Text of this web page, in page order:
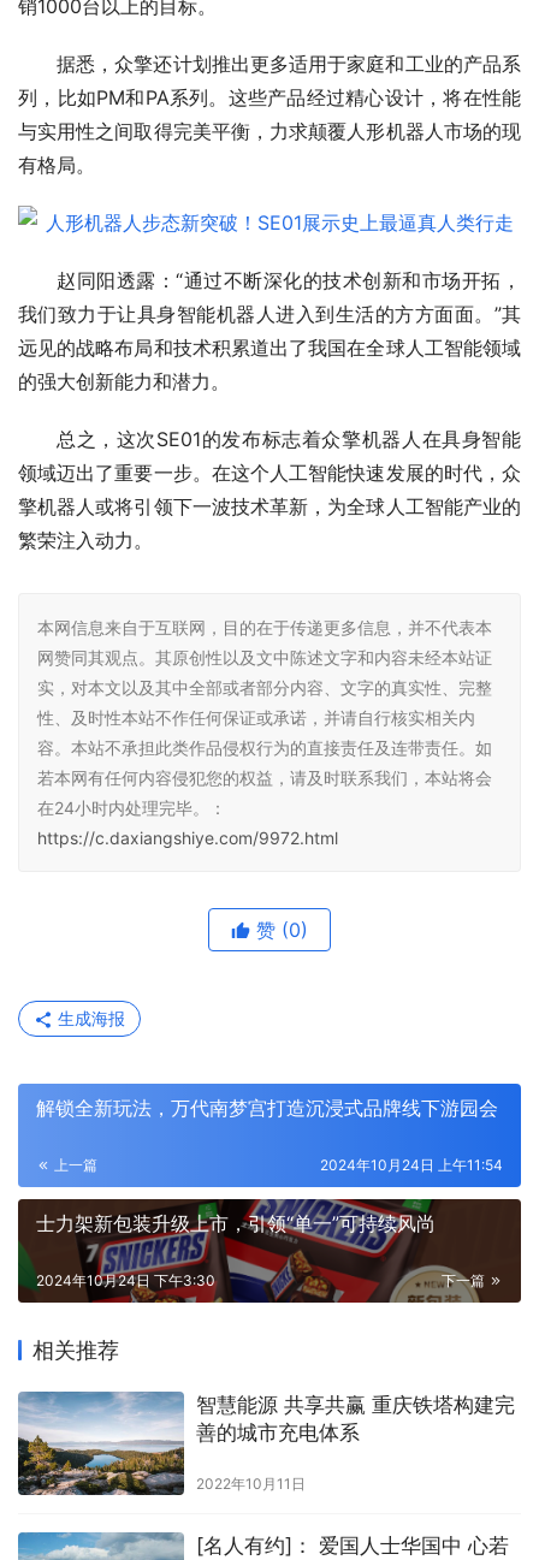
销1000台以上的目标。
据悉，众擎还计划推出更多适用于家庭和工业的产品系
列，比如PM和PA系列。这些产品经过精心设计，将在性能
与实用性之间取得完美平衡，力求颠覆人形机器人市场的现
有格局。
赵同阳透露：“通过不断深化的技术创新和市场开拓，
我们致力于让具身智能机器人进入到生活的方方面面。”其
远见的战略布局和技术积累道出了我国在全球人工智能领域
的强大创新能力和潜力。
总之，这次SE01的发布标志着众擎机器人在具身智能
领域迈出了重要一步。在这个人工智能快速发展的时代，众
擎机器人或将引领下一波技术革新，为全球人工智能产业的
繁荣注入动力。
本网信息来自于互联网，目的在于传递更多信息，并不代表本
网赞同其观点。其原创性以及文中陈述文字和内容未经本站证
实，对本文以及其中全部或者部分内容、文字的真实性、完整
性、及时性本站不作任何保证或承诺，并请自行核实相关内
容。本站不承担此类作品侵权行为的直接责任及连带责任。如
若本网有任何内容侵犯您的权益，请及时联系我们，本站将会
在24小时内处理完毕。：
https://c.daxiangshiye.com/9972.html
赞 (0)
生成海报
解锁全新玩法，万代南梦宫打造沉浸式品牌线下游园会
上一篇 2024年10月24日 上午11:54
士力架新包装升级上市，引领“单一”可持续风尚
下一篇
2024年10月24日 下午3:30
相关推荐
智慧能源 共享共赢 重庆铁塔构建完
善的城市充电体系
2022年10月11日
[名人有约]： 爱国人士华国中 心若